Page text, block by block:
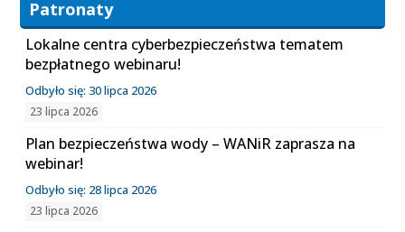
Patronaty
Lokalne centra cyberbezpieczeństwa tematem
bezpłatnego webinaru!
Odbyło się: 30 lipca 2026
23 lipca 2026
Plan bezpieczeństwa wody – WANiR zaprasza na
webinar!
Odbyło się: 28 lipca 2026
23 lipca 2026